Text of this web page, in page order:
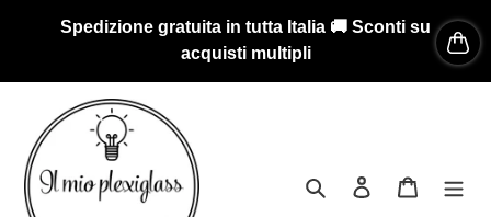
direttamente
contenuti
Spedizione gratuita in tutta Italia 🚚 Sconti su
acquisti multipli
Cerca Accedi Carrello